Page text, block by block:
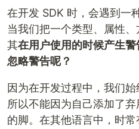
在开发 SDK 时，会遇到一
当我们把一个类型、属性
其在用户使用的时候产生
忽略警告呢？
因为在开发过程中，我们
所以不能因为自己添加了
的脚。在其他语言中，时